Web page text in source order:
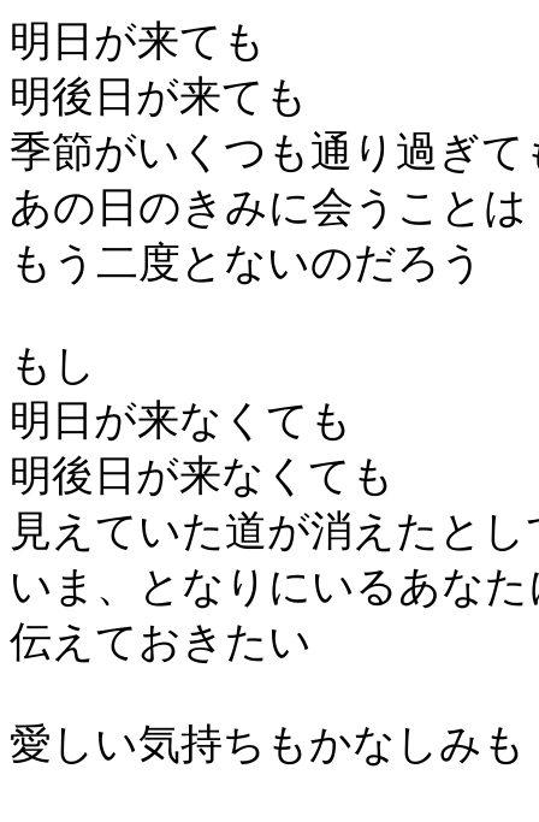
明日が来ても
明後日が来ても
季節がいくつも通り過ぎて
あの日のきみに会うことは
もう二度とないのだろう
もし
明日が来なくても
明後日が来なくても
見えていた道が消えたとし
いま、となりにいるあなた
伝えておきたい
愛しい気持ちもかなしみも